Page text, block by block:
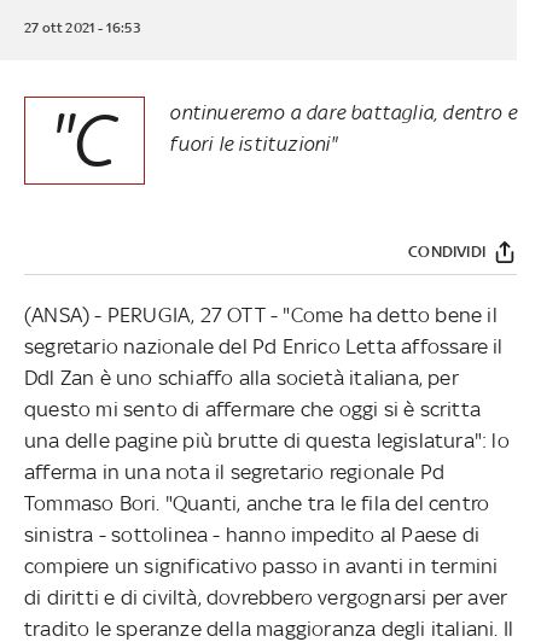
27 ott 2021 - 16:53
"C
ontinueremo a dare battaglia, dentro e
fuori le istituzioni"
CONDIVIDI
(ANSA) - PERUGIA, 27 OTT - "Come ha detto bene il
segretario nazionale del Pd Enrico Letta affossare il
Ddl Zan è uno schiaffo alla società italiana, per
questo mi sento di affermare che oggi si è scritta
una delle pagine più brutte di questa legislatura": lo
afferma in una nota il segretario regionale Pd
Tommaso Bori. "Quanti, anche tra le fila del centro
sinistra - sottolinea - hanno impedito al Paese di
compiere un significativo passo in avanti in termini
di diritti e di civiltà, dovrebbero vergognarsi per aver
tradito le speranze della maggioranza degli italiani. Il